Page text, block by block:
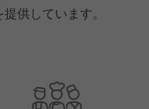
供しています。